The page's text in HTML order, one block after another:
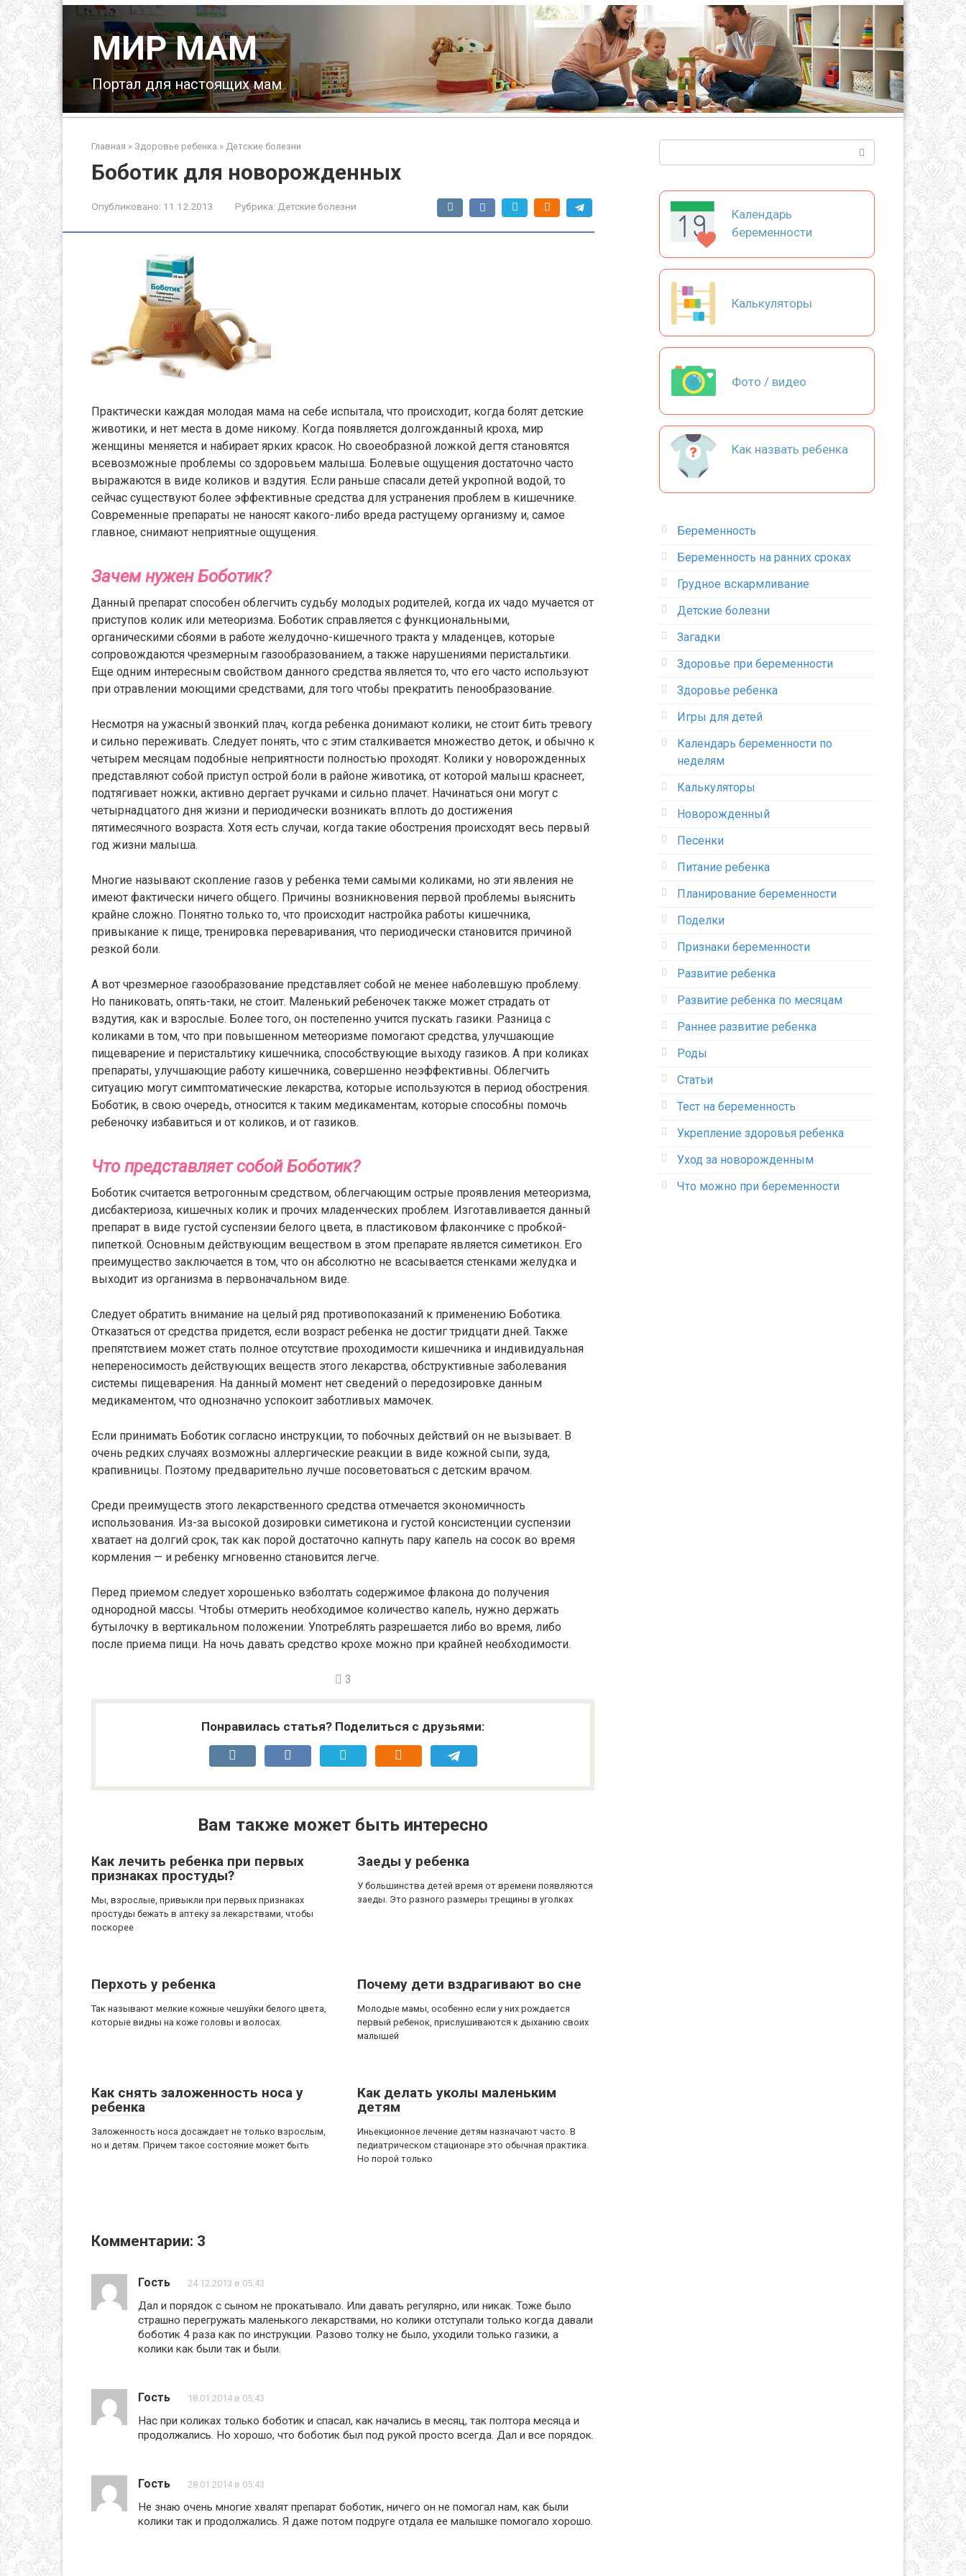
МИР МАМ
Портал для настоящих мам
Главная » Здоровье ребенка » Детские болезни
Боботик для новорожденных
Опубликовано: 11.12.2013 Рубрика: Детские болезни
Практически каждая молодая мама на себе испытала, что происходит, когда болят детские
животики, и нет места в доме никому. Когда появляется долгожданный кроха, мир
женщины меняется и набирает ярких красок. Но своеобразной ложкой дегтя становятся
всевозможные проблемы со здоровьем малыша. Болевые ощущения достаточно часто
выражаются в виде коликов и вздутия. Если раньше спасали детей укропной водой, то
сейчас существуют более эффективные средства для устранения проблем в кишечнике.
Современные препараты не наносят какого-либо вреда растущему организму и, самое
главное, снимают неприятные ощущения.
Зачем нужен Боботик?
Данный препарат способен облегчить судьбу молодых родителей, когда их чадо мучается от
приступов колик или метеоризма. Боботик справляется с функциональными,
органическими сбоями в работе желудочно-кишечного тракта у младенцев, которые
сопровождаются чрезмерным газообразованием, а также нарушениями перистальтики.
Еще одним интересным свойством данного средства является то, что его часто используют
при отравлении моющими средствами, для того чтобы прекратить пенообразование.
Несмотря на ужасный звонкий плач, когда ребенка донимают колики, не стоит бить тревогу
и сильно переживать. Следует понять, что с этим сталкивается множество деток, и обычно к
четырем месяцам подобные неприятности полностью проходят. Колики у новорожденных
представляют собой приступ острой боли в районе животика, от которой малыш краснеет,
подтягивает ножки, активно дергает ручками и сильно плачет. Начинаться они могут с
четырнадцатого дня жизни и периодически возникать вплоть до достижения
пятимесячного возраста. Хотя есть случаи, когда такие обострения происходят весь первый
год жизни малыша.
Многие называют скопление газов у ребенка теми самыми коликами, но эти явления не
имеют фактически ничего общего. Причины возникновения первой проблемы выяснить
крайне сложно. Понятно только то, что происходит настройка работы кишечника,
привыкание к пище, тренировка переваривания, что периодически становится причиной
резкой боли.
А вот чрезмерное газообразование представляет собой не менее наболевшую проблему.
Но паниковать, опять-таки, не стоит. Маленький ребеночек также может страдать от
вздутия, как и взрослые. Более того, он постепенно учится пускать газики. Разница с
коликами в том, что при повышенном метеоризме помогают средства, улучшающие
пищеварение и перистальтику кишечника, способствующие выходу газиков. А при коликах
препараты, улучшающие работу кишечника, совершенно неэффективны. Облегчить
ситуацию могут симптоматические лекарства, которые используются в период обострения.
Боботик, в свою очередь, относится к таким медикаментам, которые способны помочь
ребеночку избавиться и от коликов, и от газиков.
Что представляет собой Боботик?
Боботик считается ветрогонным средством, облегчающим острые проявления метеоризма,
дисбактериоза, кишечных колик и прочих младенческих проблем. Изготавливается данный
препарат в виде густой суспензии белого цвета, в пластиковом флакончике с пробкой-
пипеткой. Основным действующим веществом в этом препарате является симетикон. Его
преимущество заключается в том, что он абсолютно не всасывается стенками желудка и
выходит из организма в первоначальном виде.
Следует обратить внимание на целый ряд противопоказаний к применению Боботика.
Отказаться от средства придется, если возраст ребенка не достиг тридцати дней. Также
препятствием может стать полное отсутствие проходимости кишечника и индивидуальная
непереносимость действующих веществ этого лекарства, обструктивные заболевания
системы пищеварения. На данный момент нет сведений о передозировке данным
медикаментом, что однозначно успокоит заботливых мамочек.
Если принимать Боботик согласно инструкции, то побочных действий он не вызывает. В
очень редких случаях возможны аллергические реакции в виде кожной сыпи, зуда,
крапивницы. Поэтому предварительно лучше посоветоваться с детским врачом.
Среди преимуществ этого лекарственного средства отмечается экономичность
использования. Из-за высокой дозировки симетикона и густой консистенции суспензии
хватает на долгий срок, так как порой достаточно капнуть пару капель на сосок во время
кормления — и ребенку мгновенно становится легче.
Перед приемом следует хорошенько взболтать содержимое флакона до получения
однородной массы. Чтобы отмерить необходимое количество капель, нужно держать
бутылочку в вертикальном положении. Употреблять разрешается либо во время, либо
после приема пищи. На ночь давать средство крохе можно при крайней необходимости.
3
Понравилась статья? Поделиться с друзьями:
Вам также может быть интересно
Как лечить ребенка при первых
признаках простуды?
Мы, взрослые, привыкли при первых признаках
простуды бежать в аптеку за лекарствами, чтобы
поскорее
Заеды у ребенка
У большинства детей время от времени появляются
заеды. Это разного размеры трещины в уголках
Перхоть у ребенка
Так называют мелкие кожные чешуйки белого цвета,
которые видны на коже головы и волосах.
Почему дети вздрагивают во сне
Молодые мамы, особенно если у них рождается
первый ребенок, прислушиваются к дыханию своих
малышей
Как снять заложенность носа у
ребенка
Заложенность носа досаждает не только взрослым,
но и детям. Причем такое состояние может быть
Как делать уколы маленьким
детям
Иньекционное лечение детям назначают часто. В
педиатрическом стационаре это обычная практика.
Но порой только
Комментарии: 3
Гость 24.12.2013 в 05:43
Дал и порядок с сыном не прокатывало. Или давать регулярно, или никак. Тоже было
страшно перегружать маленького лекарствами, но колики отступали только когда давали
боботик 4 раза как по инструкции. Разово толку не было, уходили только газики, а
колики как были так и были.
Гость 18.01.2014 в 05:43
Нас при коликах только боботик и спасал, как начались в месяц, так полтора месяца и
продолжались. Но хорошо, что боботик был под рукой просто всегда. Дал и все порядок.
Гость 28.01.2014 в 05:43
Не знаю очень многие хвалят препарат боботик, ничего он не помогал нам, как были
колики так и продолжались. Я даже потом подруге отдала ее малышке помогало хорошо.
Календарь
беременности
Калькуляторы
Фото / видео
Как назвать ребенка
Беременность
Беременность на ранних сроках
Грудное вскармливание
Детские болезни
Загадки
Здоровье при беременности
Здоровье ребенка
Игры для детей
Календарь беременности по
неделям
Калькуляторы
Новорожденный
Песенки
Питание ребенка
Планирование беременности
Поделки
Признаки беременности
Развитие ребенка
Развитие ребенка по месяцам
Раннее развитие ребенка
Роды
Статьи
Тест на беременность
Укрепление здоровья ребенка
Уход за новорожденным
Что можно при беременности